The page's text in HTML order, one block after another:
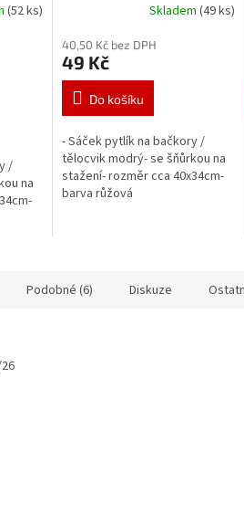
(52 ks)
/
na
Skladem (49 ks)
40,50 Kč bez DPH
49 Kč
Do košíku
- Sáček pytlík na bačkory /
tělocvik modrý- se šňůrkou na
stažení- rozměr cca 40x34cm-
barva růžová
Podobné (6) Diskuze